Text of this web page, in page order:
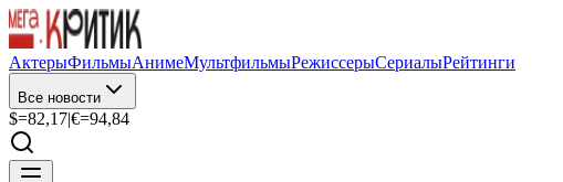
АктерыФильмыАнимеМультфильмыРежиссерыСериалыРейтинги
Все новости
$=82,17|€=94,84